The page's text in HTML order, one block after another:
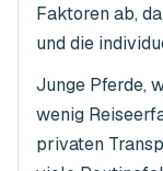
Faktoren ab,
und die
Junge Pferde,
wenig
privaten